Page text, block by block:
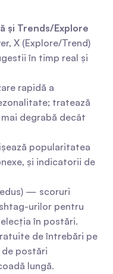
și Trends/Explore
X (Explore/Trend)
în timp real și
rapidă a
tratează
degrabă decât
popularitatea
și indicatorii de
— scoruri
urilor pentru
în postări.
de întrebări pe
postări
lungă.